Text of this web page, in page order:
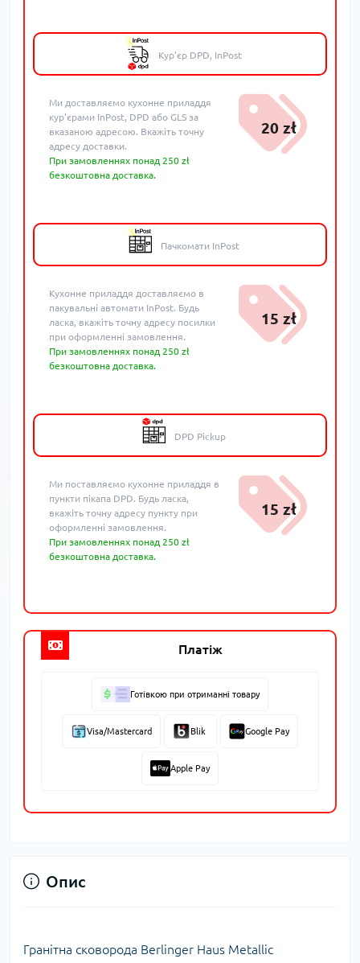
Кур'єр DPD, InPost
Ми доставляємо кухонне приладдя
кур'єрами InPost, DPD або GLS за
вказаною адресою. Вкажіть точну
адресу доставки.
При замовленнях понад 250 zł
безкоштовна доставка.
20 zł
Пачкомати InPost
Кухонне приладдя доставляємо в
пакувальні автомати InPost. Будь
ласка, вкажіть точну адресу посилки
при оформленні замовлення.
При замовленнях понад 250 zł
безкоштовна доставка.
15 zł
DPD Pickup
Ми поставляємо кухонне приладдя в
пункти пікапа DPD. Будь ласка,
вкажіть точну адресу пункту при
оформленні замовлення.
При замовленнях понад 250 zł
безкоштовна доставка.
15 zł
Платіж
Готівкою при отриманні товару
Visa/Mastercard Blik Google Pay
Apple Pay
Опис
Гранітна сковорода Berlinger Haus Metallic